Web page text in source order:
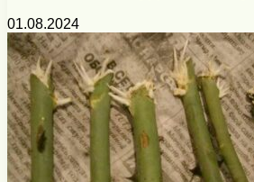
01.08.2024